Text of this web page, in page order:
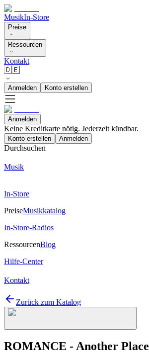
MusikIn-Store
Preise
Ressourcen
Kontakt
🇩🇪
Anmelden Konto erstellen
Anmelden
Keine Kreditkarte nötig. Jederzeit kündbar.
Konto erstellen Anmelden
Durchsuchen
Musik
In-Store
PreiseMusikkatalog
In-Store-Radios
RessourcenBlog
Hilfe-Center
Kontakt
Zurück zum Katalog
ROMANCE - Another Place